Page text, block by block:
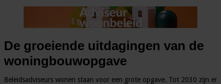
De groeiende uitdagingen van de
woningbouwopgave
Beleidsadviseurs wonen staan voor een grote opgave. Tot 2030 zijn er